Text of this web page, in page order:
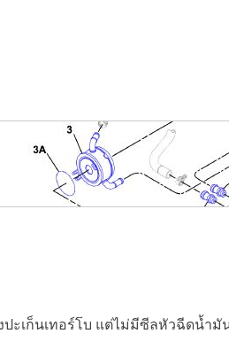
เก็นเทอร์โบ แต่ไม่มีซีลหัวฉีดน้ำมั